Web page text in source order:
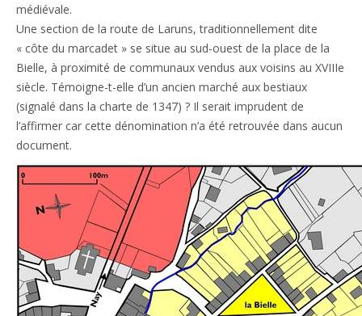
médiévale.
Une section de la route de Laruns, traditionnellement dite
« côte du marcadet » se situe au sud-ouest de la place de la
Bielle, à proximité de communaux vendus aux voisins au XVIIIe
siècle. Témoigne-t-elle d’un ancien marché aux bestiaux
(signalé dans la charte de 1347) ? Il serait imprudent de
l’affirmer car cette dénomination n’a été retrouvée dans aucun
document.